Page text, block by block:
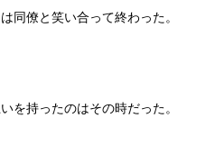
同僚と笑い合って終わった。
を持ったのはその時だった。